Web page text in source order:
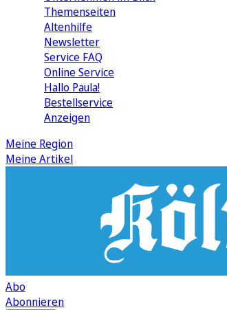
Themenseiten
Altenhilfe
Newsletter
Service FAQ
Online Service
Hallo Paula!
Bestellservice
Anzeigen
Meine Region
Meine Artikel
Abo
Abonnieren